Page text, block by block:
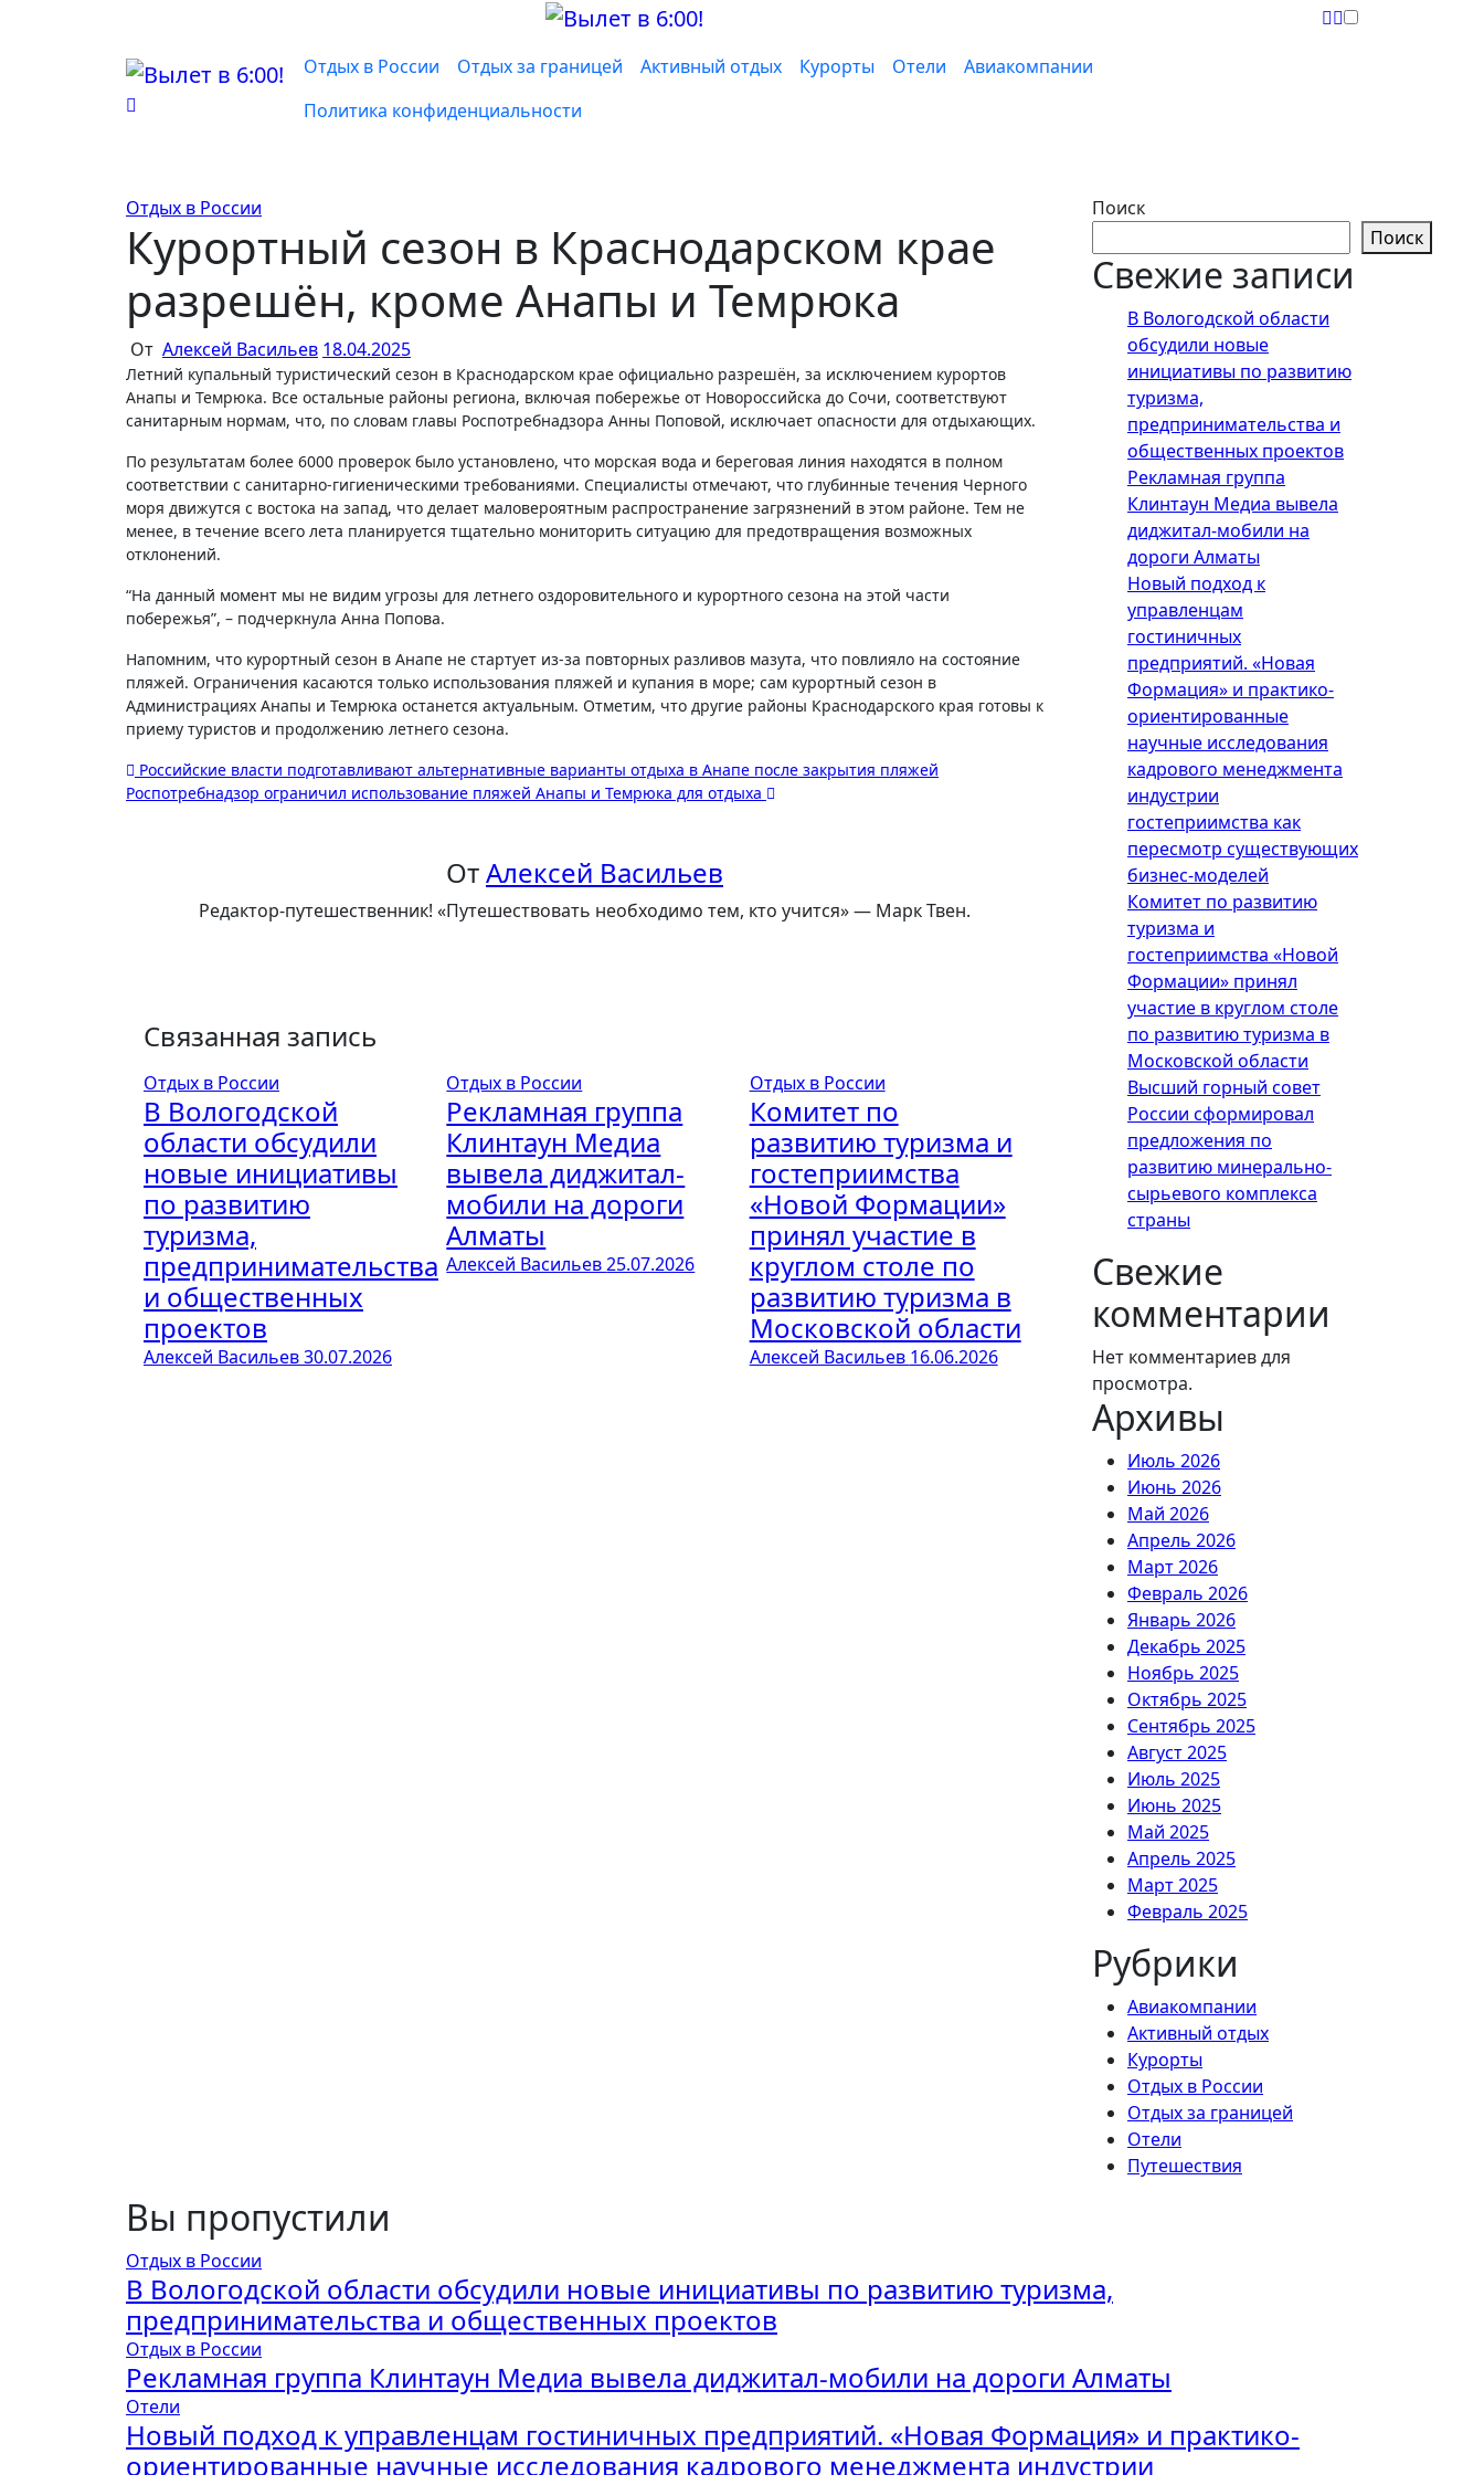
Отдых в России Отдых за границей Активный отдых Курорты Отели
Авиакомпании
Политика конфиденциальности
Отдых в России
Курортный сезон в Краснодарском крае
разрешён, кроме Анапы и Темрюка
От Алексей Васильев 18.04.2025
Летний купальный туристический сезон в Краснодарском крае официально разрешён, за исключением курортов
Анапы и Темрюка. Все остальные районы региона, включая побережье от Новороссийска до Сочи, соответствуют
санитарным нормам, что, по словам главы Роспотребнадзора Анны Поповой, исключает опасности для отдыхающих.
По результатам более 6000 проверок было установлено, что морская вода и береговая линия находятся в полном
соответствии с санитарно-гигиеническими требованиями. Специалисты отмечают, что глубинные течения Черного
моря движутся с востока на запад, что делает маловероятным распространение загрязнений в этом районе. Тем не
менее, в течение всего лета планируется тщательно мониторить ситуацию для предотвращения возможных
отклонений.
“На данный момент мы не видим угрозы для летнего оздоровительного и курортного сезона на этой части
побережья”, – подчеркнула Анна Попова.
Напомним, что курортный сезон в Анапе не стартует из-за повторных разливов мазута, что повлияло на состояние
пляжей. Ограничения касаются только использования пляжей и купания в море; сам курортный сезон в
Администрациях Анапы и Темрюка останется актуальным. Отметим, что другие районы Краснодарского края готовы к
приему туристов и продолжению летнего сезона.
Навигация
Российские власти подготавливают альтернативные варианты отдыха в Анапе после закрытия пляжей
Роспотребнадзор ограничил использование пляжей Анапы и Темрюка для отдыха
ОтАлексей Васильев
Редактор-путешественник! «Путешествовать необходимо тем, кто учится» — Марк Твен.
Связанная запись
Отдых в России
В Вологодской
области обсудили
новые инициативы
по развитию
туризма,
предпринимательства
и общественных
проектов
Алексей Васильев30.07.2026
Отдых в России
Рекламная группа
Клинтаун Медиа
вывела диджитал-
мобили на дороги
Алматы
Алексей Васильев25.07.2026
Отдых в России
Комитет по
развитию туризма и
гостеприимства
«Новой Формации»
принял участие в
круглом столе по
развитию туризма в
Московской области
Алексей Васильев 16.06.2026
Поиск
Поиск
Свежие записи
В Вологодской области
обсудили новые
инициативы по развитию
туризма,
предпринимательства и
общественных проектов
Рекламная группа
Клинтаун Медиа вывела
диджитал-мобили на
дороги Алматы
Новый подход к
управленцам
гостиничных
предприятий. «Новая
Формация» и практико-
ориентированные
научные исследования
кадрового менеджмента
индустрии
гостеприимства как
пересмотр существующих
бизнес-моделей
Комитет по развитию
туризма и
гостеприимства «Новой
Формации» принял
участие в круглом столе
по развитию туризма в
Московской области
Высший горный совет
России сформировал
предложения по
развитию минерально-
сырьевого комплекса
страны
Свежие
комментарии
Нет комментариев для
просмотра.
Архивы
Июль 2026
Июнь 2026
Май 2026
Апрель 2026
Март 2026
Февраль 2026
Январь 2026
Декабрь 2025
Ноябрь 2025
Октябрь 2025
Сентябрь 2025
Август 2025
Июль 2025
Июнь 2025
Май 2025
Апрель 2025
Март 2025
Февраль 2025
Рубрики
Авиакомпании
Активный отдых
Курорты
Отдых в России
Отдых за границей
Отели
Путешествия
Вы пропустили
Отдых в России
В Вологодской области обсудили новые инициативы по развитию туризма,
предпринимательства и общественных проектов
Отдых в России
Рекламная группа Клинтаун Медиа вывела диджитал-мобили на дороги Алматы
Отели
Новый подход к управленцам гостиничных предприятий. «Новая Формация» и практико-
ориентированные научные исследования кадрового менеджмента индустрии